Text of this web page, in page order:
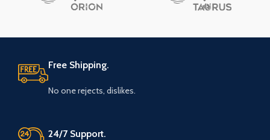
Free Shipping.
No one rejects, dislikes.
24/7 Support.